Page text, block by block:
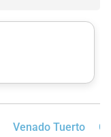
Venado Tuerto